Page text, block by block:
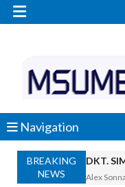

Navigation
BREAKING
NEWS
DKT.
Alex Sonna